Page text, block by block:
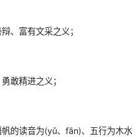
、富有文采之义；
敢精进之义；
的读音为(yǔ、fān)、五行为木水